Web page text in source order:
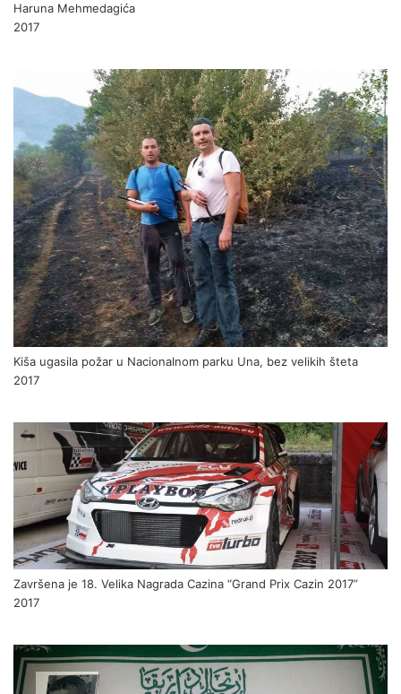
Haruna Mehmedagića
2017
Kiša ugasila požar u Nacionalnom parku Una, bez velikih šteta
2017
Završena je 18. Velika Nagrada Cazina “Grand Prix Cazin 2017”
2017